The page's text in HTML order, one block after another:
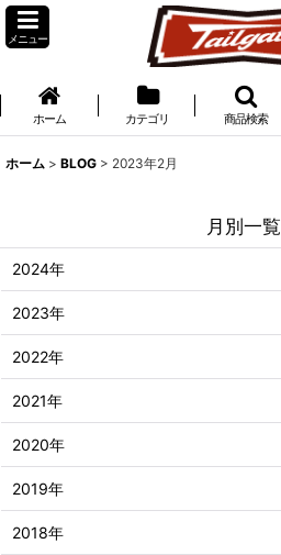
メニュー
ホーム カテゴリ 商品検索
ホーム > BLOG > 2023年2月
月別一覧
2024年
2023年
2022年
2021年
2020年
2019年
2018年